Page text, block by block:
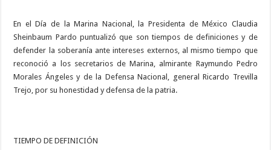
En el Día de la Marina Nacional, la Presidenta de México Claudia
Sheinbaum Pardo puntualizó que son tiempos de definiciones y de
defender la soberanía ante intereses externos, al mismo tiempo que
reconoció a los secretarios de Marina, almirante Raymundo Pedro
Morales Ángeles y de la Defensa Nacional, general Ricardo Trevilla
Trejo, por su honestidad y defensa de la patria.
TIEMPO DE DEFINICIÓN